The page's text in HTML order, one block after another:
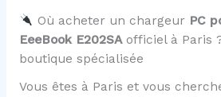
Où acheter un chargeur PC
EeeBook E202SAofficiel à Paris
boutique spécialisée
Vous êtes à Paris et vous